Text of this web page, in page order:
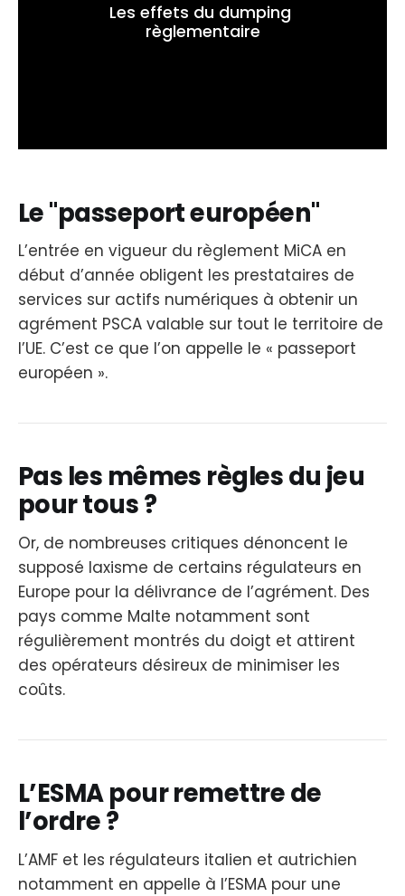
Les effets du dumping
règlementaire
Le "passeport européen"
L’entrée en vigueur du règlement MiCA en
début d’année obligent les prestataires de
services sur actifs numériques à obtenir un
agrément PSCA valable sur tout le territoire de
l’UE. C’est ce que l’on appelle le « passeport
européen ».
Pas les mêmes règles du jeu
pour tous ?
Or, de nombreuses critiques dénoncent le
supposé laxisme de certains régulateurs en
Europe pour la délivrance de l’agrément. Des
pays comme Malte notamment sont
régulièrement montrés du doigt et attirent
des opérateurs désireux de minimiser les
coûts.
L’ESMA pour remettre de
l’ordre ?
L’AMF et les régulateurs italien et autrichien
notamment en appelle à l’ESMA pour une